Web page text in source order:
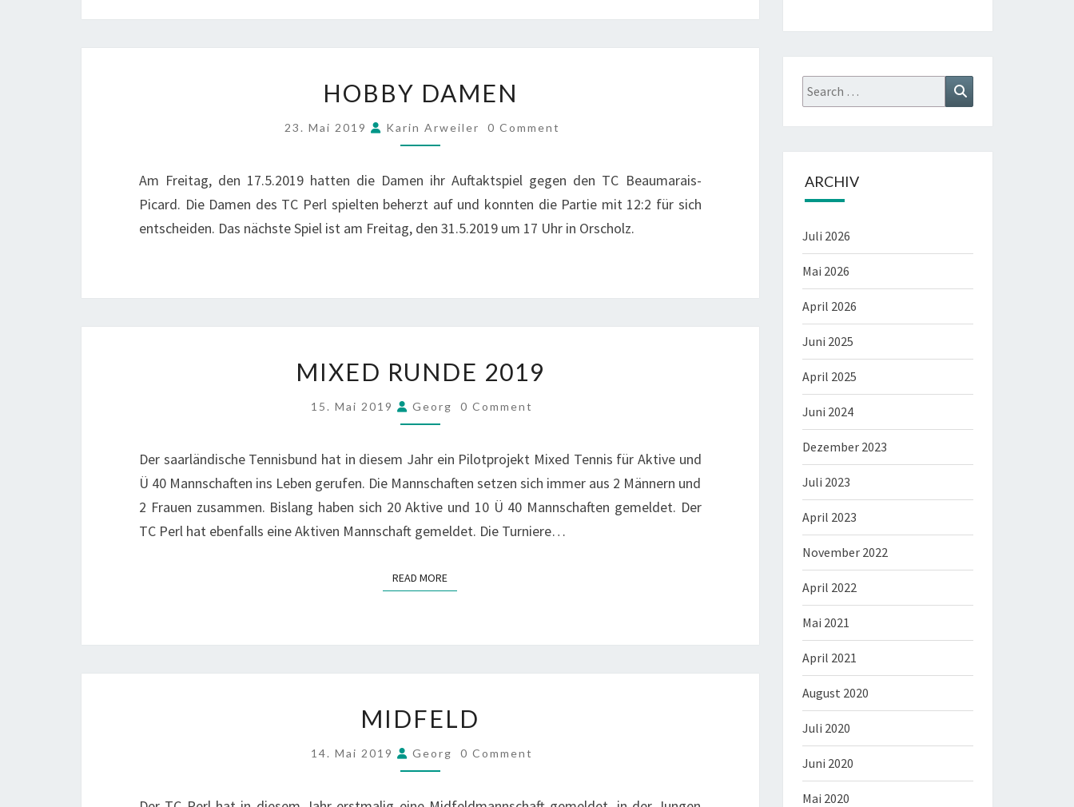
DAMEN
HOBBY DAMEN
23. Mai 2019 Karin Arweiler COMMENTS
0 Comment
Am Freitag, den 17.5.2019 hatten die Damen ihr Auftaktspiel gegen den TC Beaumarais-
Picard. Die Damen des TC Perl spielten beherzt auf und konnten die Partie mit 12:2 für sich
entscheiden. Das nächste Spiel ist am Freitag, den 31.5.2019 um 17 Uhr in Orscholz.
RUNDE
2019
MIXED RUNDE 2019
15. Mai 2019 Georg COMMENTS
0 Comment
Der saarländische Tennisbund hat in diesem Jahr ein Pilotprojekt Mixed Tennis für Aktive und
Ü 40 Mannschaften ins Leben gerufen. Die Mannschaften setzen sich immer aus 2 Männern und
2 Frauen zusammen. Bislang haben sich 20 Aktive und 10 Ü 40 Mannschaften gemeldet. Der
TC Perl hat ebenfalls eine Aktiven Mannschaft gemeldet. Die Turniere…
READ MOREREAD MORE
MIDFELD
14. Mai 2019 Georg COMMENTS
0 Comment
Search
for:
ARCHIV
Juli 2026
Mai 2026
April 2026
Juni 2025
April 2025
Juni 2024
Dezember 2023
Juli 2023
April 2023
November 2022
April 2022
Mai 2021
April 2021
August 2020
Juli 2020
Juni 2020
Mai 2020